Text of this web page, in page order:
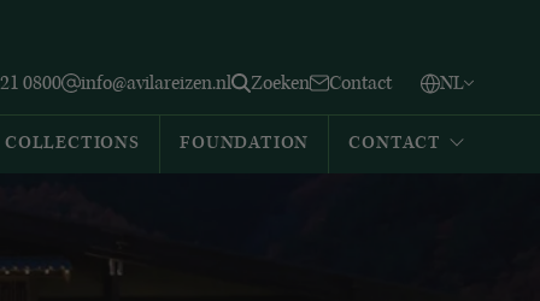
0800 info@avilareizen.nl Zoeken Contact NL
Español
COLLECTIONS FOUNDATION CONTACT